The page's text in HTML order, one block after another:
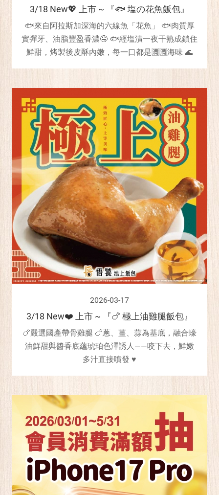
3/18 New💖 上市 ~ 『🐟 塩の花魚飯包』
🐟來自阿拉斯加深海的六線魚「花魚」 🐟肉質厚
實彈牙、油脂豐盈香濃🤤 🐟經塩漬一夜干熟成鎖住
鮮甜，烤製後皮酥內嫩，每一口都是🈵🈵海味 🌊
2026-03-17
3/18 New❤️ 上市 ~ 『🍗 極上油雞腿飯包』
🍗嚴選國產帶骨雞腿 🍗蔥、薑、蒜為基底，融合蠔
油鮮甜與醬香底蘊琥珀色澤誘人——咬下去，鮮嫩
多汁直接噴發 ♥️